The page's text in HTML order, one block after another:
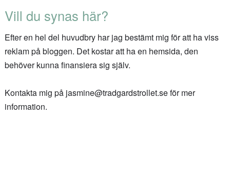
Vill du synas här?
Efter en hel del huvudbry har jag bestämt mig för att ha viss
reklam på bloggen. Det kostar att ha en hemsida, den
behöver kunna finansiera sig själv.
Kontakta mig på jasmine@tradgardstrollet.se för mer
information.